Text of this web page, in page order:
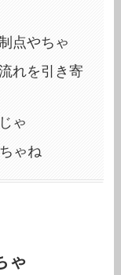
点やちゃ
れを引き寄
ゃ
ゃね
ゃ